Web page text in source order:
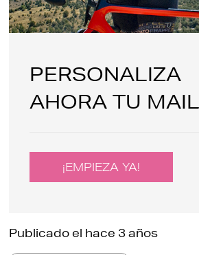
PERSONALIZA
AHORA TU
¡EMPIEZA YA!
Publicado el hace 3 años